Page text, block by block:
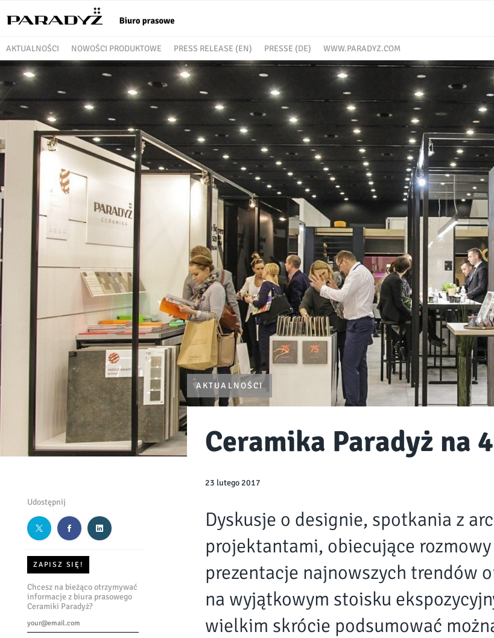
AKTUALNOŚCI NOWOŚCI PRODUKTOWE PRESS RELEASE (EN) PRESSE (DE) WWW.PARADYZ.COM
Udostępnij
ZAPISZ SIĘ!
Chcesz na bieżąco otrzymywać
informacje z biura prasowego
Ceramiki Paradyż?
AKTUALNOŚCI
Ceramika Paradyż na
23 lutego 2017
Dyskusje o designie, spotkania z
projektantami, obiecujące
prezentacje najnowszych trendów
na wyjątkowym stoisku
wielkim skrócie podsumować